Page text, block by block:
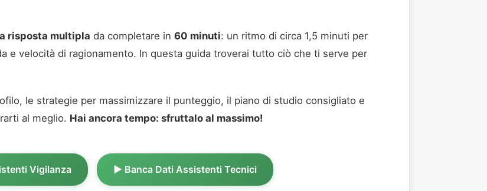
risposta multipla da completare in 60 minuti: un ritmo di circa 1,5 minuti per
e velocità di ragionamento. In questa guida troverai tutto ciò che ti serve per
le strategie per massimizzare il punteggio, il piano di studio consigliato e
al meglio. Hai ancora tempo: sfruttalo al massimo!
Vigilanza ▶️ Banca Dati Assistenti Tecnici